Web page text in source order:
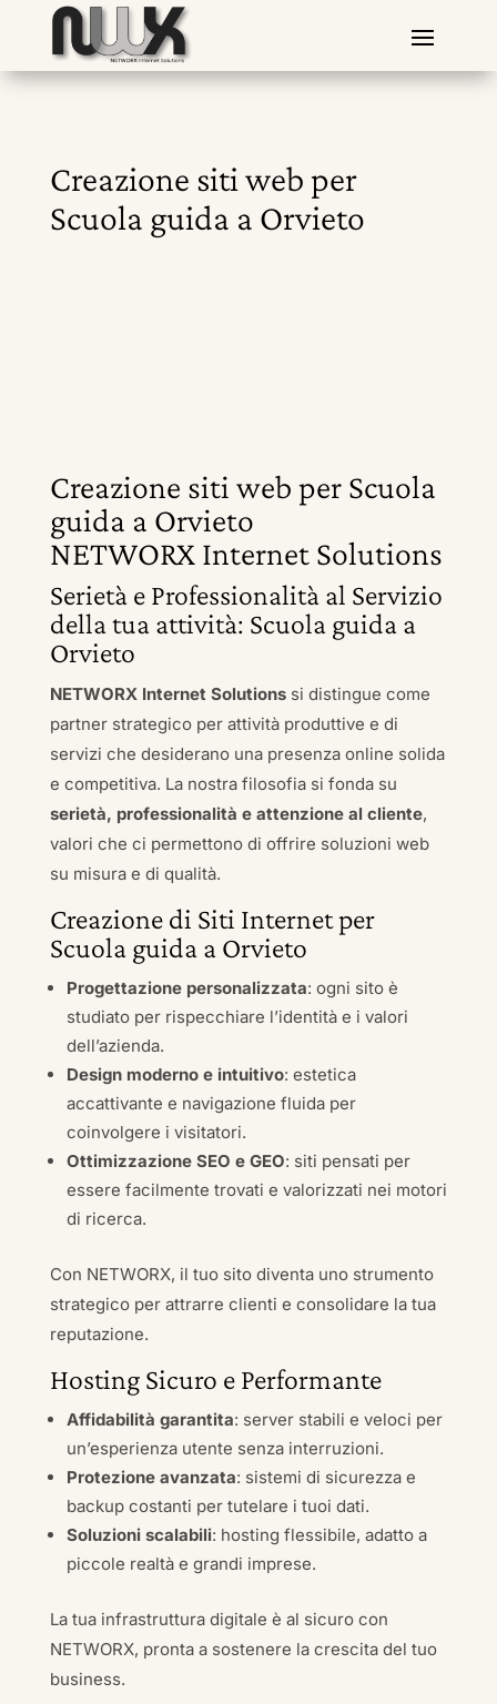
Creazione siti web per
Scuola guida a Orvieto
Creazione siti web per Scuola
guida a Orvieto
NETWORX Internet Solutions
Serietà e Professionalità al Servizio
della tua attività: Scuola guida a
Orvieto
NETWORX Internet Solutionssi distingue come
partner strategico per attività produttive e di
servizi che desiderano una presenza online solida
e competitiva. La nostra filosofia si fonda su
serietà, professionalità e attenzione al cliente,
valori che ci permettono di offrire soluzioni web
su misura e di qualità.
Creazione di Siti Internet per
Scuola guida a Orvieto
Progettazione personalizzata: ogni sito è
studiato per rispecchiare l’identità e i valori
dell’azienda.
Design moderno e intuitivo: estetica
accattivante e navigazione fluida per
coinvolgere i visitatori.
Ottimizzazione SEO e GEO: siti pensati per
essere facilmente trovati e valorizzati nei motori
di ricerca.
Con NETWORX, il tuo sito diventa uno strumento
strategico per attrarre clienti e consolidare la tua
reputazione.
Hosting Sicuro e Performante
Affidabilità garantita: server stabili e veloci per
un’esperienza utente senza interruzioni.
Protezione avanzata: sistemi di sicurezza e
backup costanti per tutelare i tuoi dati.
Soluzioni scalabili: hosting flessibile, adatto a
piccole realtà e grandi imprese.
La tua infrastruttura digitale è al sicuro con
NETWORX, pronta a sostenere la crescita del tuo
business.